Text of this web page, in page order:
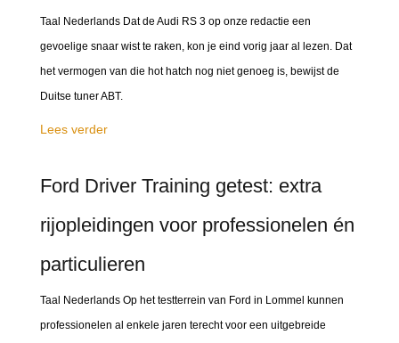
Taal Nederlands Dat de Audi RS 3 op onze redactie een
gevoelige snaar wist te raken, kon je eind vorig jaar al lezen. Dat
het vermogen van die hot hatch nog niet genoeg is, bewijst de
Duitse tuner ABT.
Lees verder
Ford Driver Training getest: extra
rijopleidingen voor professionelen én
particulieren
Taal Nederlands Op het testterrein van Ford in Lommel kunnen
professionelen al enkele jaren terecht voor een uitgebreide